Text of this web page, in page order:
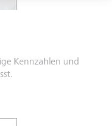
Kennzahlen und